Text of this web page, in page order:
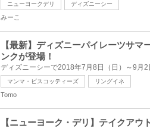
ニューヨークデリ ディズニーシー
みーこ
【最新】ディズニーパイレーツサ
ンクが登場！
マンマ・ビスコッティーズ リングイネ
Tomo
【ニューヨーク・デリ】テイクア